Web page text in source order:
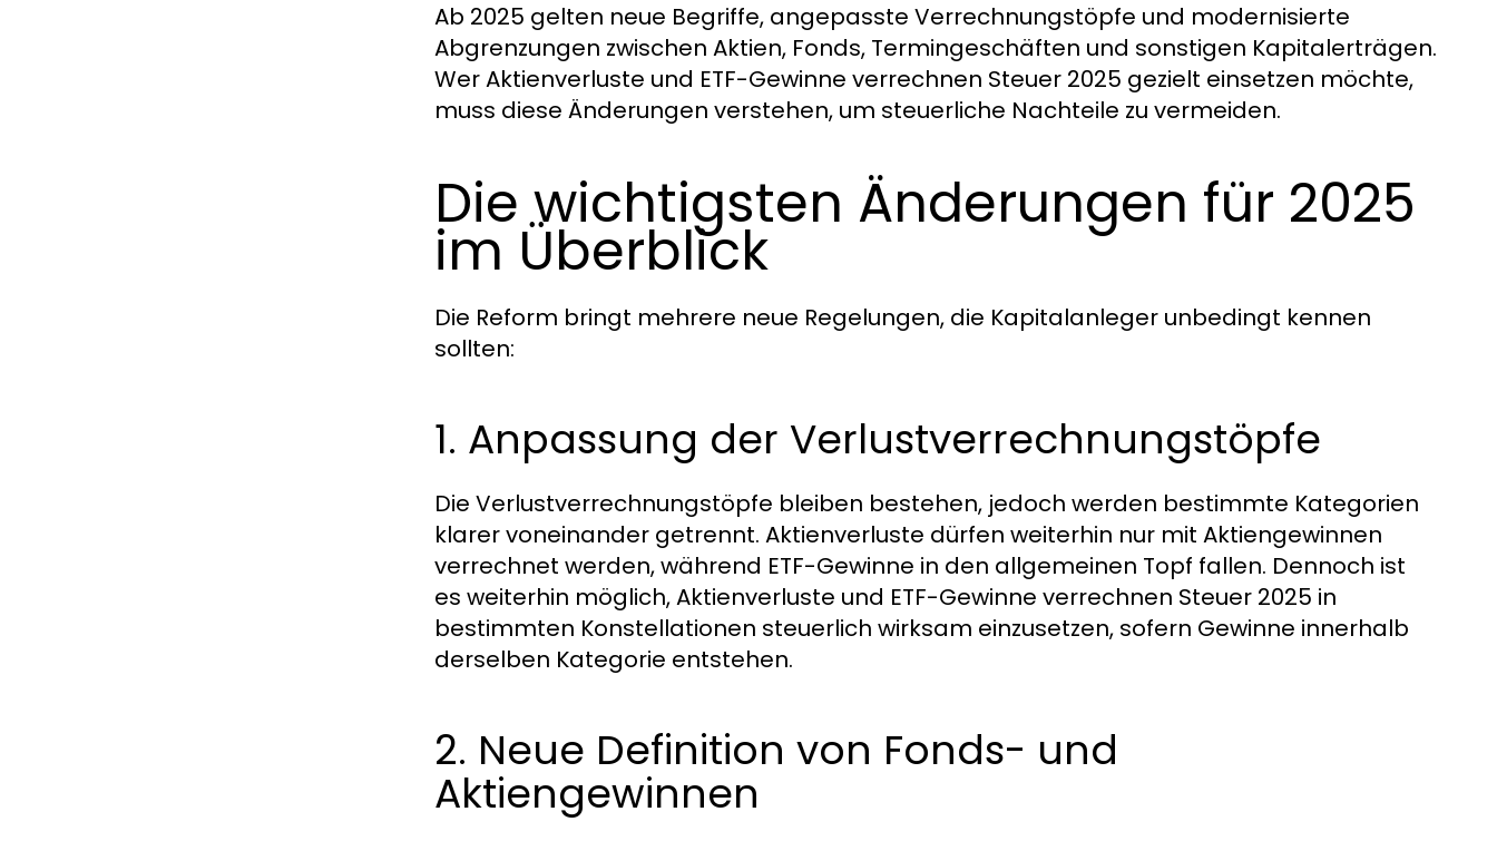
Ab 2025 gelten neue Begriffe, angepasste Verrechnungstöpfe und modernisierte
Abgrenzungen zwischen Aktien, Fonds, Termingeschäften und sonstigen Kapitalerträgen.
Wer Aktienverluste und ETF-Gewinne verrechnen Steuer 2025 gezielt einsetzen möchte,
muss diese Änderungen verstehen, um steuerliche Nachteile zu vermeiden.
Die wichtigsten Änderungen für 2025
im Überblick
Die Reform bringt mehrere neue Regelungen, die Kapitalanleger unbedingt kennen
sollten:
1. Anpassung der Verlustverrechnungstöpfe
Die Verlustverrechnungstöpfe bleiben bestehen, jedoch werden bestimmte Kategorien
klarer voneinander getrennt. Aktienverluste dürfen weiterhin nur mit Aktiengewinnen
verrechnet werden, während ETF-Gewinne in den allgemeinen Topf fallen. Dennoch ist
es weiterhin möglich, Aktienverluste und ETF-Gewinne verrechnen Steuer 2025 in
bestimmten Konstellationen steuerlich wirksam einzusetzen, sofern Gewinne innerhalb
derselben Kategorie entstehen.
2. Neue Definition von Fonds- und
Aktiengewinnen